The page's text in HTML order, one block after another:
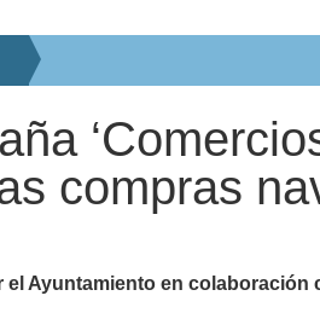
compras
el Ayuntamiento en colaboración